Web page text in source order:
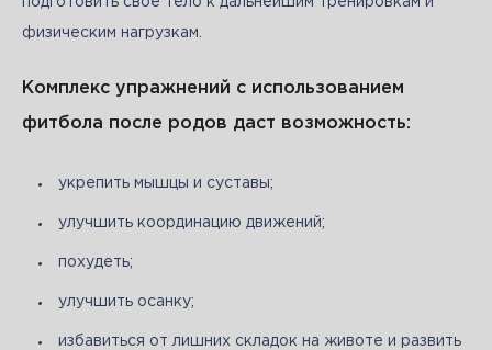
физическим нагрузкам.
Комплекс упражнений с использованием
фитбола после родов даст возможность:
укрепить мышцы и суставы;
улучшить координацию движений;
похудеть;
улучшить осанку;
избавиться от лишних складок на животе и развить